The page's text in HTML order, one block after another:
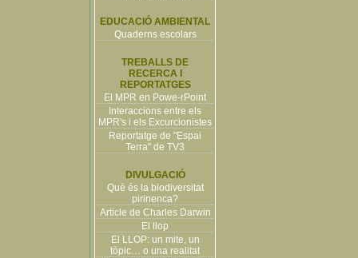
EDUCACIÓ AMBIENTAL
Quaderns escolars
TREBALLS DE
RECERCA I
REPORTATGES
El MPR en Powe-rPoint
Interaccions entre els
MPR's i els Excurcionistes
Reportatge de "Espai
Terra" de TV3
DIVULGACIÓ
Què és la biodiversitat
pirinenca?
Article de Charles Darwin
El llop
El LLOP: un mite, un
tòpic… o una realitat